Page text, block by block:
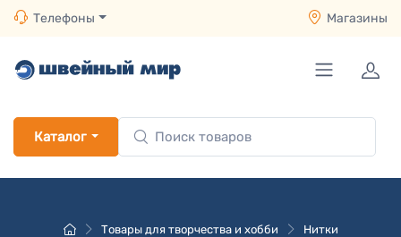
Телефоны Магазины
Каталог
Товары для творчества и хобби
Нитки